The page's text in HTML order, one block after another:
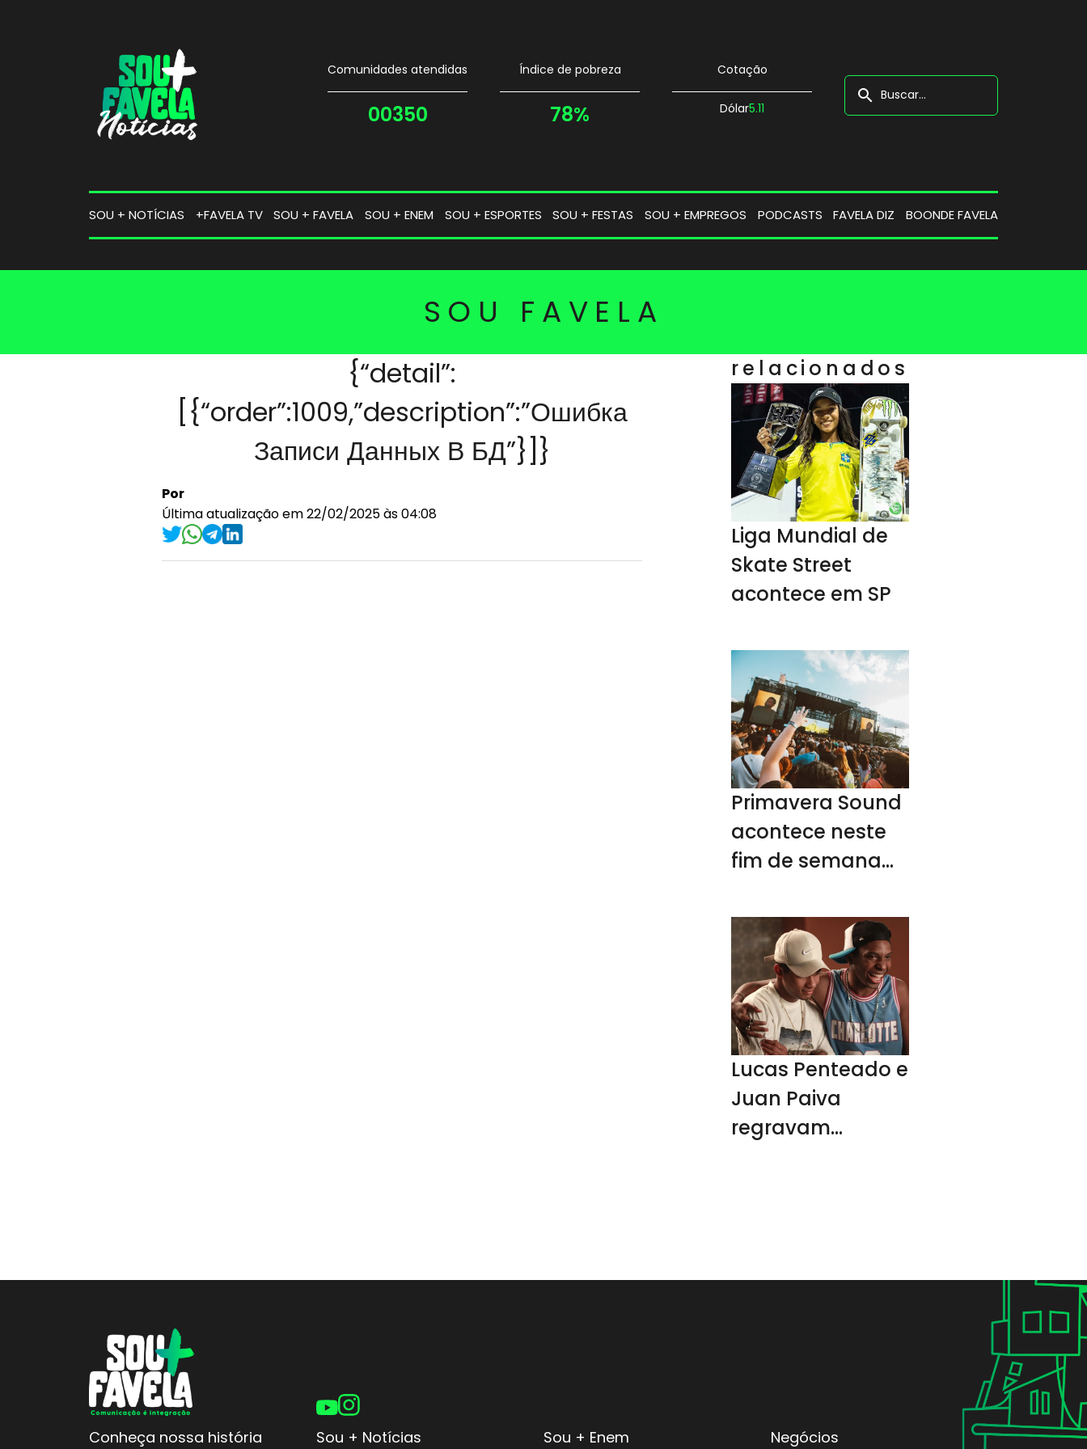
Comunidades atendidas
00350
Índice de pobreza
78%
Cotação
Dólar5.11
search
SOU + NOTÍCIAS +FAVELA TV SOU + FAVELA SOU + ENEM SOU + ESPORTES SOU + FESTAS SOU + EMPREGOS PODCASTS FAVELA DIZ BOONDE FAVELA
SOU FAVELA
{“detail”:
[{“order”:1009,”description”:”Ошибка
Записи Данных В БД”}]}
Por
Última atualização em 22/02/2025 às 04:08
relacionados
Liga Mundial de
Skate Street
acontece em SP
Primavera Sound
acontece neste
fim de semana
Lucas Penteado e
Juan Paiva
regravam
Conheça nossa história Sou + Notícias Sou + Enem Negócios